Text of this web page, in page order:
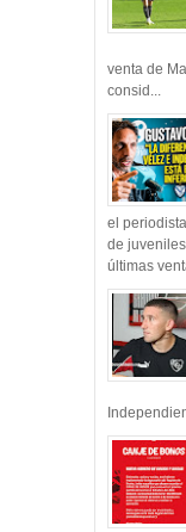
venta de
consid...
el
de
últimas